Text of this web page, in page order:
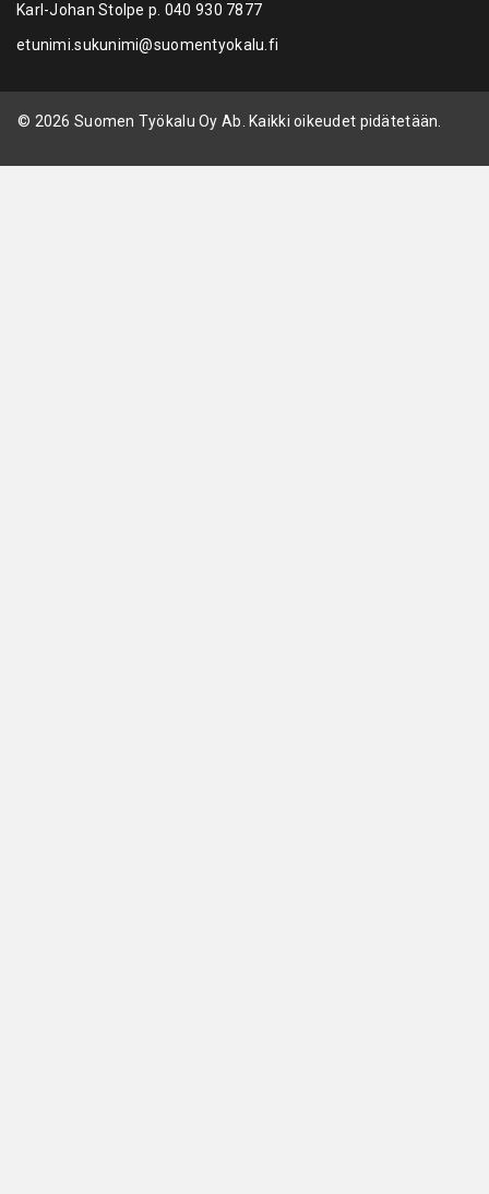
Karl-Johan Stolpe p. 040 930 7877
etunimi.sukunimi@suomentyokalu.fi
© 2026 Suomen Työkalu Oy Ab. Kaikki oikeudet pidätetään.